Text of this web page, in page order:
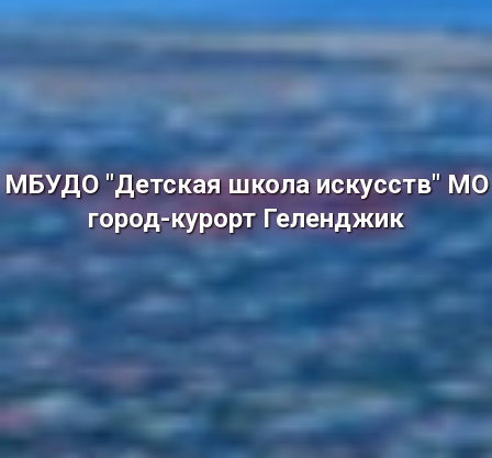
МБУДО "Детская школа искусств" МО
город-курорт Геленджик